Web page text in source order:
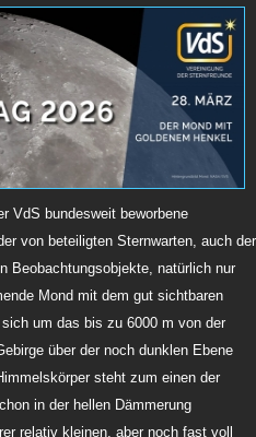
VdS bundesweit beworbene
von beteiligten Sternwarten, auch der
Beobachtungsobjekte, natürlich nur
Mond mit dem gut sichtbaren
sich um das bis zu 6000 m von der
über der noch dunklen Ebene
steht zum einen der
in der hellen Dämmerung
relativ kleinen, aber noch fast voll